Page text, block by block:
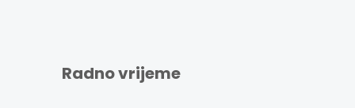
Radno vrijeme